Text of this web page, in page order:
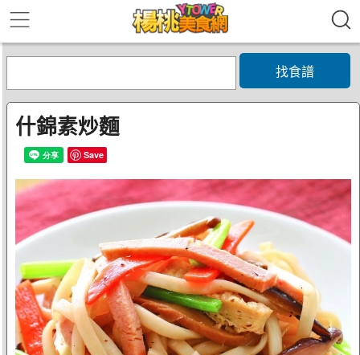
找食譜
什錦素炒麵
Save